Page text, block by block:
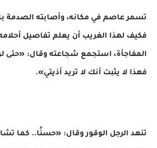
تسمر عاصم في مكانه، وأصابته الصدمة
فكيف لهذا الغريب أن يعلم تفاصيل
المفاجأة، استجمع شجاعته وقال: «حتى
فهذا لا يثبت أنك لا تريد أذيتي».
تنهد الرجل الوقور وقال: «حسنًا.. كما